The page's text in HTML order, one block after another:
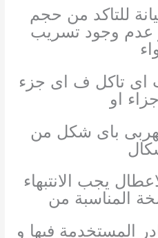
للتاكد من حجم
عدم وجود تسريب
اى تاكل ف اى جزء
او
باى شكل من
يجب الانتبهاء
المناسبة من
المستخدمة فيها و